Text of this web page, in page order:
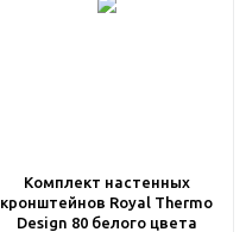
Комплект настенных
кронштейнов Royal Thermo
Design 80 белого цвета